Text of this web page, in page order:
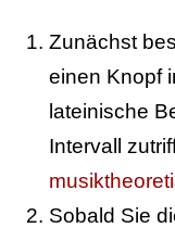
Zunächst
einen Knopf
lateinische
Intervall
Sobald Sie